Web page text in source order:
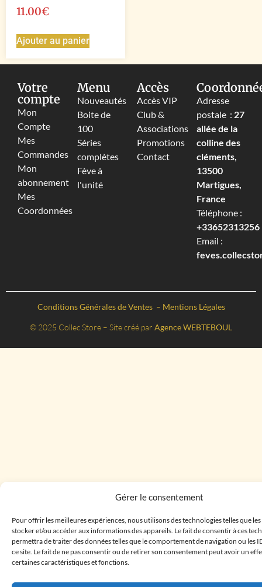
Gérer le consentement
Pour offrir les meilleures expériences, nous utilisons des technologies telles que
stocker et/ou accéder aux informations des appareils. Le fait de consentir à ces
permettra de traiter des données telles que le comportement de navigation ou les
ce site. Le fait de ne pas consentir ou de retirer son consentement peut avoir un
certaines caractéristiques et fonctions.
11.00€
Ajouter au panier
Votre
compte
Mon
Compte
Mes
Commandes
Mon
abonnement
Mes
Coordonnées
Menu
Nouveautés
Boite de
100
Séries
complètes
Fève à
l'unité
Accès
Accès VIP
Club &
Associations
Promotions
Contact
Adresse
postale : 27
allée de la
colline des
cléments,
13500
Martigues,
France
Téléphone :
+33652313256‬
Email :
Conditions Générales de Ventes – Mentions Légales
© 2025 Collec Store – Site créé par Agence WEBTEBOUL